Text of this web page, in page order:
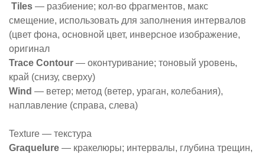
Tiles — разбиение; кол-во фрагментов, макс
смещение, использовать для заполнения интервалов
(цвет фона, основной цвет, инверсное изображение,
оригинал
Trace Contour — оконтуривание; тоновый уровень,
край (снизу, сверху)
Wind — ветер; метод (ветер, ураган, колебания),
наплавление (справа, слева)
Texture — текстура
Graquelure — кракелюры; интервалы, глубина трещин,